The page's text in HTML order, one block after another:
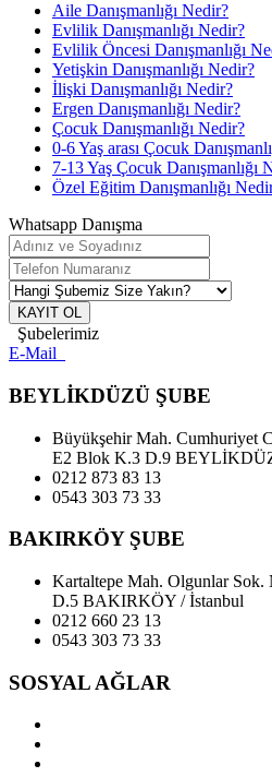
Aile Danışmanlığı Nedir?
Evlilik Danışmanlığı Nedir?
Evlilik Öncesi Danışmanlığı
Yetişkin Danışmanlığı Nedir?
İlişki Danışmanlığı Nedir?
Ergen Danışmanlığı Nedir?
Çocuk Danışmanlığı Nedir?
0-6 Yaş arası Çocuk
7-13 Yaş Çocuk Danışmanlığı
Özel Eğitim Danışmanlığı
Whatsapp Danışma
KAYIT OL
Şubelerimiz
E-Mail
BEYLİKDÜZÜ ŞUBE
Büyükşehir Mah. Cumhuriyet
E2 Blok K.3 D.9
0212 873 83 13
0543 303 73 33
BAKIRKÖY ŞUBE
Kartaltepe Mah. Olgunlar
D.5 BAKIRKÖY / İstanbul
0212 660 23 13
0543 303 73 33
SOSYAL AĞLAR